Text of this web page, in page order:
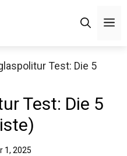
Test: Die 5
Test: Die 5
1, 2025